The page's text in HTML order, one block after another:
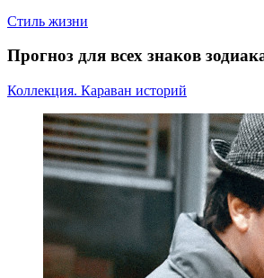
Стиль жизни
Прогноз для всех знаков
Коллекция. Караван историй